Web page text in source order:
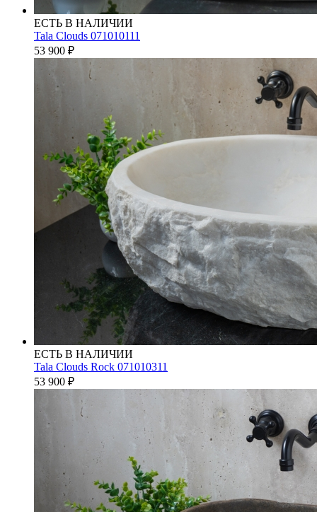
ЕСТЬ В НАЛИЧИИ
Tala Clouds 071010111
53 900 ₽
ЕСТЬ В НАЛИЧИИ
Tala Clouds Rock 071010311
53 900 ₽